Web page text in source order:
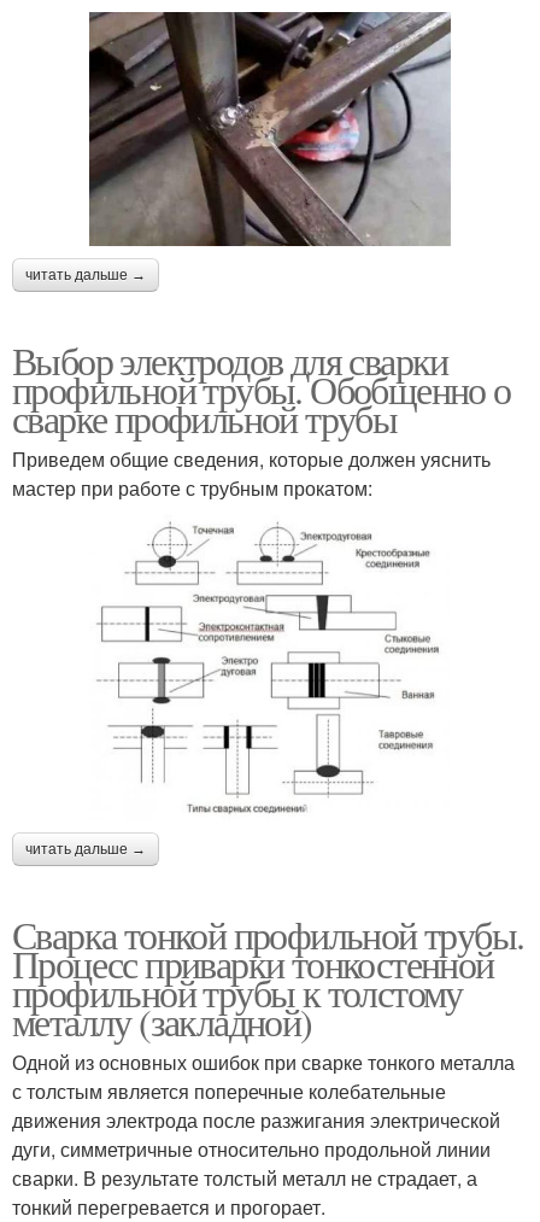
читать дальше →
Выбор электродов для сварки
профильной трубы. Обобщенно о
сварке профильной трубы
Приведем общие сведения, которые должен уяснить
мастер при работе с трубным прокатом:
читать дальше →
Сварка тонкой профильной трубы.
Процесс приварки тонкостенной
профильной трубы к толстому
металлу (закладной)
Одной из основных ошибок при сварке тонкого металла
с толстым является поперечные колебательные
движения электрода после разжигания электрической
дуги, симметричные относительно продольной линии
сварки. В результате толстый металл не страдает, а
тонкий перегревается и прогорает.